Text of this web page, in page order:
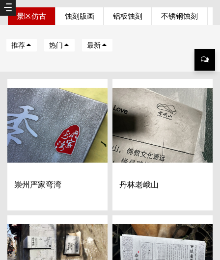
景区仿古 蚀刻版画 铝板蚀刻 不锈钢蚀刻
推荐 热门 最新
崇州严家弯湾 丹林老峨山